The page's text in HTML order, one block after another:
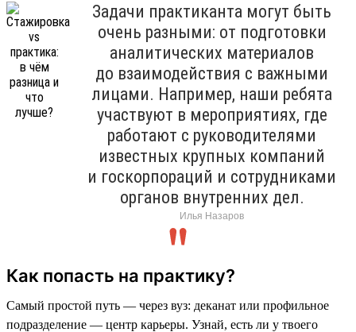
Задачи практиканта могут быть
очень разными: от подготовки
аналитических материалов
до взаимодействия с важными
лицами. Например, наши ребята
участвуют в мероприятиях, где
работают с руководителями
известных крупных компаний
и госкорпораций и сотрудниками
органов внутренних дел.
Илья Назаров
Как попасть на практику?
Самый простой путь — через вуз: деканат или профильное
подразделение — центр карьеры. Узнай, есть ли у твоего